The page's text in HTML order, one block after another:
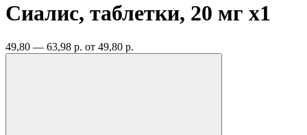
Сиалис, таблетки, 20 мг x1
49,80 — 63,98 р. от 49,80 р.